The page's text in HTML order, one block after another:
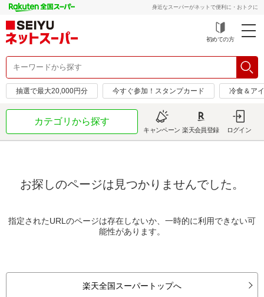
身近なスーパーがネットで便利に・おトクに
初めての方
抽選で最大20,000円分 今すぐ参加！スタンプカード 冷食＆ア
カテゴリから探す
キャンペーン 楽天会員登録 ログイン
お探しのページは見つかりませんでした。
指定されたURLのページは存在しないか、一時的に利用できない可
能性があります。
楽天全国スーパートップへ